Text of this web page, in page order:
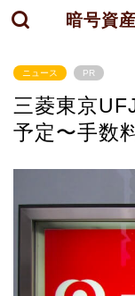
暗号資
ニュース PR
三菱東京
予定〜手数